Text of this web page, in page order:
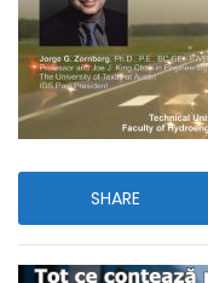
SHARE